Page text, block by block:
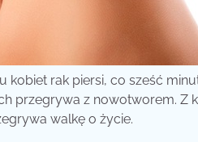
rak piersi, co sześć
przegrywa z nowotworem. Z
walkę o życie.